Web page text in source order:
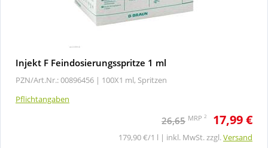
Injekt F Feindosierungsspritze 1 ml
PZN/Art.Nr.: 00896456 | 100X1 ml, Spritzen
Pflichtangaben
26,65 MRP 2 17,99 €
179,90 €/1 l | inkl. MwSt. zzgl.Versand